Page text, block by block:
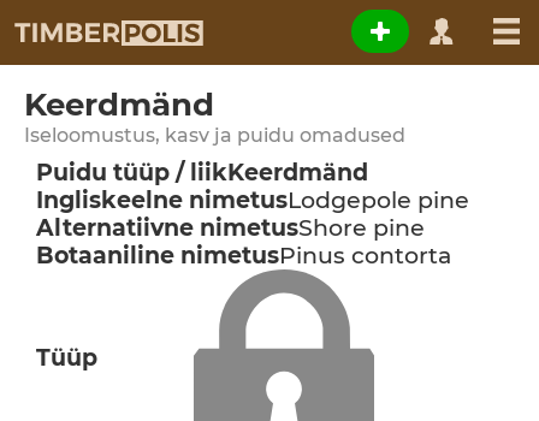
Keerdmänd
Iseloomustus, kasv ja puidu omadused
Puidu tüüp / liikKeerdmänd
Ingliskeelne nimetusLodgepole pine
Alternatiivne nimetusShore pine
Botaaniline nimetusPinus contorta
Tüüp